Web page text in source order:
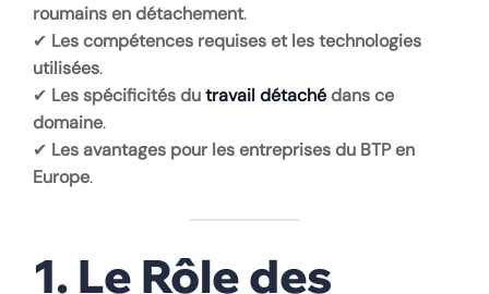
roumains en détachement.
✔ Les compétences requises et les technologies
utilisées.
✔ Les spécificités dutravail détachédans ce
domaine.
✔ Les avantages pour les entreprises du BTP en
Europe.
1. Le Rôle des